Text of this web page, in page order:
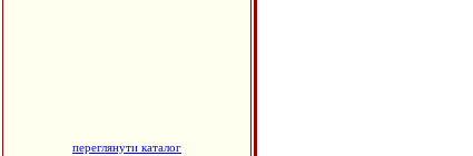
переглянути каталог